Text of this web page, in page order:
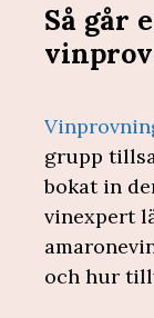
Så går
grupp
bokat in
vinexpert
och hur